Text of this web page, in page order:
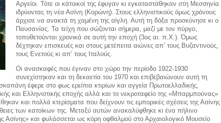
Αργείοι. Τότε οι κάτοικοί της έφυγαν κι εγκαταστάθηκαν στη Μεσσηνία
ιδρύοντας τη νέα Ασίνη (Κορώνη). Στους ελληνιστικούς όμως χρόνους
άρχισε να ανακτά τη χαμένη της αίγλη. Αυτή τη δόξα προσκύνησε κι ο
Παυσανίας. Τα τείχη που σώζονται σήμερα, μαζί με τον πύργο,
τοποθετούνται χρονικά σε αυτή την εποχή (3ος αι. π.Χ.). Όμως
δέχτηκαν επισκευές και στους μετέπειτα αιώνες απ’ τους Βυζαντινούς,
τους Ενετούς κι απ’ τους Ιταλούς.
Oι ανασκαφές που έγιναν στο χώρο την περίοδο 1922-1930
συνεχίστηκαν και τη δεκαετία του 1970 και επιβεβαιώνουν αυτή τη
έφερε στο φως ερείπια κτιρίων και αγγεία Πρωτοελλαδικής,
και Ελληνιστικής εποχής αλλά και το νεκροταφείο της «Μπαρμπούνας»
και πολλά κτερίσματα που δείχνουν τις εμπορικές σχέσεις της Ασίνης
των κατοίκων της. Μεταξύ αυτών ανακαλύφθηκε κι ένα πήλινο
Ασίνης» και φυλάσσεται ως κόρη οφθαλμού στο Αρχαιολογικό Μουσείο